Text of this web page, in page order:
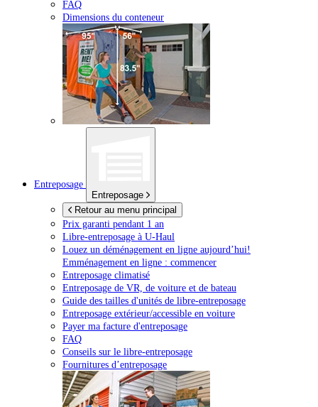
FAQ
Dimensions du conteneur
Entreposage
Entreposage
Retour au menu principal
Prix garanti pendant 1 an
Libre-entreposage à U-Haul
Louez un déménagement en ligne aujourd’hui!
Emménagement en ligne : commencer
Entreposage climatisé
Entreposage de VR, de voiture et de bateau
Guide des tailles d'unités de libre-entreposage
Entreposage extérieur/accessible en voiture
Payer ma facture d'entreposage
FAQ
Conseils sur le libre-entreposage
Fournitures d’entreposage